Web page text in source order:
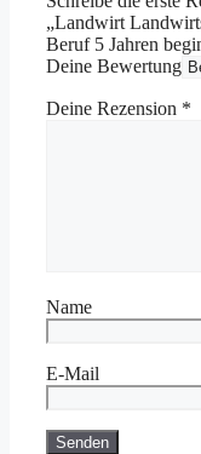
„Landwirt
Beruf 5 Jahren
Deine Bewertung
Deine Rezension *
Name
E-Mail